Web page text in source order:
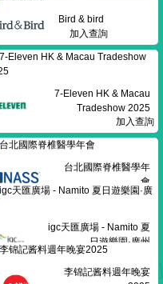
Bird & bird
加入查詢
7-Eleven HK & Macau
Tradeshow 2025
加入查詢
台北國際脊椎醫學年
會
加入查詢
igc天匯廣場 - Namito 夏
日遊樂園·廣州
李锦記酱料週年晚宴